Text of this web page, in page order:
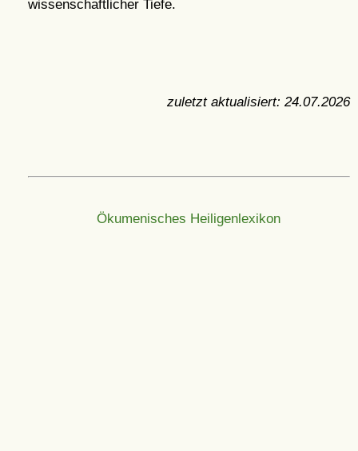
wissenschaftlicher Tiefe.
zuletzt aktualisiert: 24.07.2026
Ökumenisches Heiligenlexikon